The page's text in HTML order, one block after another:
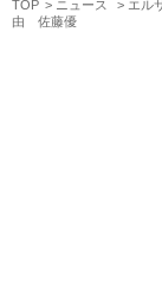
TOP ニュース
エル
由 佐藤優